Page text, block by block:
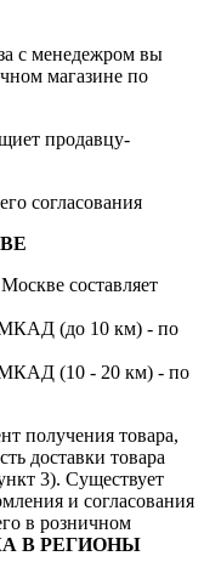
с менедежром вы
магазине по
продавцу-
согласования
составляет
МКАД (до 10 км) - по
МКАД (10 - 20 км) - по
получения товара,
доставки товара
3). Существует
и согласования
в розничном
В РЕГИОНЫ